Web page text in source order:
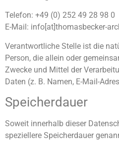
Telefon: +49 (0) 252 49 28 98 0
E-Mail: info[at]thomasbecker-
Verantwortliche Stelle ist die
Person, die allein oder
Zwecke und Mittel der
Daten (z. B. Namen, E-Mail-
Speicherdauer
Soweit innerhalb dieser
speziellere Speicherdauer